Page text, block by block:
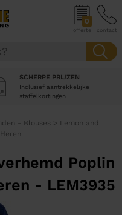
0
offerte contact
SCHERPE PRIJZEN
Inclusief aantrekkelijke
staffelkortingen
- Blouses > Lemon and
Poplin
- LEM3935